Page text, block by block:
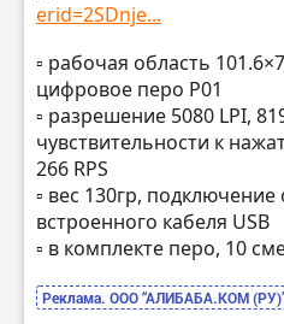
erid=2SDnje...
▫️ рабочая область
цифровое перо P01
▫️ разрешение 5080 LPI,
чувствительности к
266 RPS
▫️ вес 130гр,
встроенного кабеля USB
▫️ в комплекте перо, 10
Реклама. ООО “АЛИБАБА.КОМ